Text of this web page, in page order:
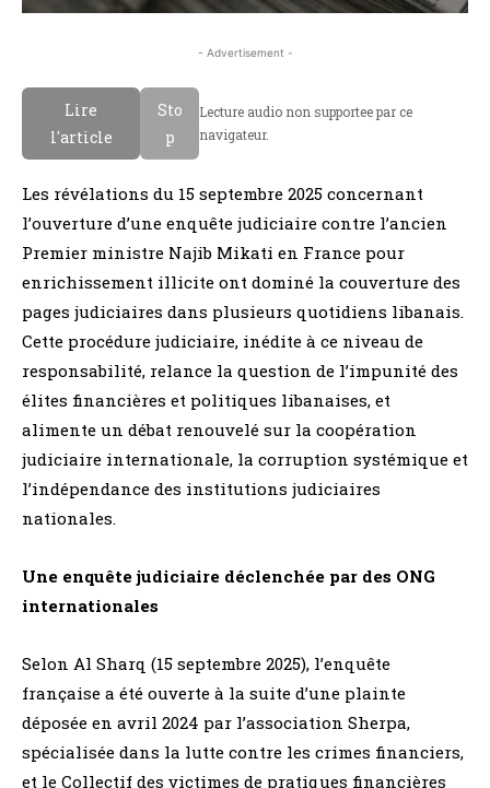
- Advertisement -
Lire
l'article
Sto
p
Lecture audio non supportee par ce
navigateur.
Les révélations du 15 septembre 2025 concernant
l’ouverture d’une enquête judiciaire contre l’ancien
Premier ministre Najib Mikati en France pour
enrichissement illicite ont dominé la couverture des
pages judiciaires dans plusieurs quotidiens libanais.
Cette procédure judiciaire, inédite à ce niveau de
responsabilité, relance la question de l’impunité des
élites financières et politiques libanaises, et
alimente un débat renouvelé sur la coopération
judiciaire internationale, la corruption systémique et
l’indépendance des institutions judiciaires
nationales.
Une enquête judiciaire déclenchée par des ONG
internationales
Selon Al Sharq (15 septembre 2025), l’enquête
française a été ouverte à la suite d’une plainte
déposée en avril 2024 par l’association Sherpa,
spécialisée dans la lutte contre les crimes financiers,
et le Collectif des victimes de pratiques financières